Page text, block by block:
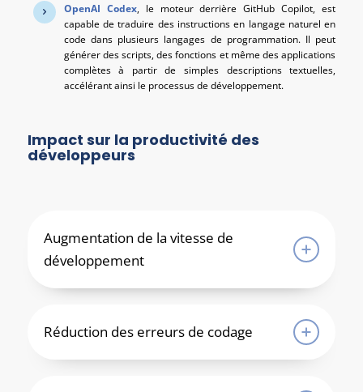
OpenAI Codex, le moteur derrière GitHub Copilot, est
capable de traduire des instructions en langage naturel en
code dans plusieurs langages de programmation. Il peut
générer des scripts, des fonctions et même des applications
complètes à partir de simples descriptions textuelles,
accélérant ainsi le processus de développement.
Impact sur la productivité des
développeurs
Augmentation de la vitesse de
développement
Réduction des erreurs de codage